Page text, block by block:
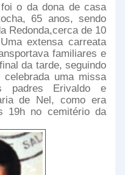
o da dona de casa
65 anos, sendo
Redonda,cerca de 10
extensa carreata
familiares e
da tarde, seguindo
uma missa
padres Erivaldo e
de Nel, como era
19h no cemitério da